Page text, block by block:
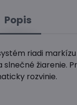
Popis
riadi
žiarenie.
rozvinie.